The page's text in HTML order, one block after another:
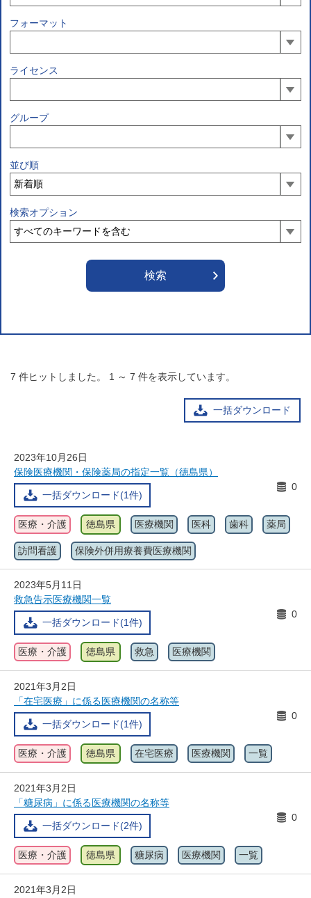
フォーマット
ライセンス
グループ
並び順
検索オプション
7 件ヒットしました。 1 ～ 7 件を表示しています。
一括ダウンロード
2023年10月26日
保険医療機関・保険薬局の指定一覧（徳島県）
一括ダウンロード(1件)
0
医療・介護 徳島県 医療機関 医科 歯科 薬局
訪問看護 保険外併用療養費医療機関
2023年5月11日
救急告示医療機関一覧
一括ダウンロード(1件)
0
医療・介護 徳島県 救急 医療機関
2021年3月2日
「在宅医療」に係る医療機関の名称等
一括ダウンロード(1件)
0
医療・介護 徳島県 在宅医療 医療機関 一覧
2021年3月2日
「糖尿病」に係る医療機関の名称等
一括ダウンロード(2件)
0
医療・介護 徳島県 糖尿病 医療機関 一覧
2021年3月2日